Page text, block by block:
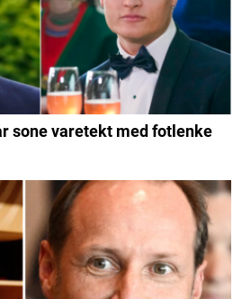
sone varetekt med fotlenke